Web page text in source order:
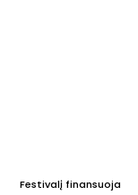
Festivalį finansuoja